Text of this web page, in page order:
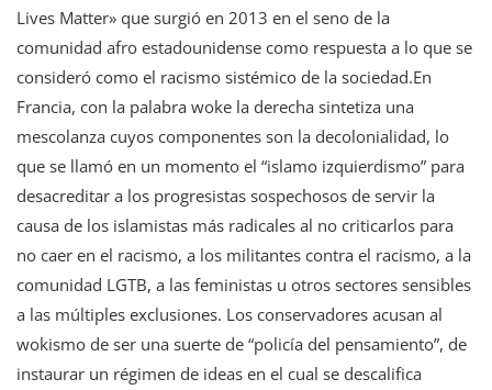
Lives Matter» que surgió en 2013 en el seno de la
comunidad afro estadounidense como respuesta a lo que se
consideró como el racismo sistémico de la sociedad.En
Francia, con la palabra woke la derecha sintetiza una
mescolanza cuyos componentes son la decolonialidad, lo
que se llamó en un momento el “islamo izquierdismo” para
desacreditar a los progresistas sospechosos de servir la
causa de los islamistas más radicales al no criticarlos para
no caer en el racismo, a los militantes contra el racismo, a la
comunidad LGTB, a las feministas u otros sectores sensibles
a las múltiples exclusiones. Los conservadores acusan al
wokismo de ser una suerte de “policía del pensamiento”, de
instaurar un régimen de ideas en el cual se descalifica